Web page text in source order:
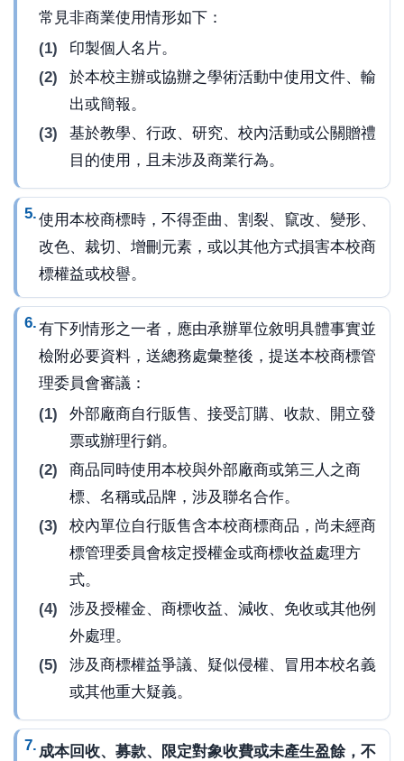
常見非商業使用情形如下：
印製個人名片。
於本校主辦或協辦之學術活動中使用文件、輸
出或簡報。
基於教學、行政、研究、校內活動或公關贈禮
目的使用，且未涉及商業行為。
使用本校商標時，不得歪曲、割裂、竄改、變形、
改色、裁切、增刪元素，或以其他方式損害本校商
標權益或校譽。
有下列情形之一者，應由承辦單位敘明具體事實並
檢附必要資料，送總務處彙整後，提送本校商標管
理委員會審議：
外部廠商自行販售、接受訂購、收款、開立發
票或辦理行銷。
商品同時使用本校與外部廠商或第三人之商
標、名稱或品牌，涉及聯名合作。
校內單位自行販售含本校商標商品，尚未經商
標管理委員會核定授權金或商標收益處理方
式。
涉及授權金、商標收益、減收、免收或其他例
外處理。
涉及商標權益爭議、疑似侵權、冒用本校名義
或其他重大疑義。
成本回收、募款、限定對象收費或未產生盈餘，不